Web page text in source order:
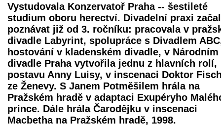
Vystudovala Konzervatoř Praha -- šestileté
studium oboru herectví. Divadelní praxi
poznávat již od 3. ročníku: pracovala v
divadle Labyrint, spolupráce s Divadlem
hostování v kladenském divadle, v Národním
divadle Praha vytvořila jednu z hlavních rolí,
postavu Anny Luisy, v inscenaci Doktor
ze Ženevy. S Janem Potměšilem hrála na
Pražském hradě v adaptaci Exupéryho
prince. Dále hrála Čarodějku v inscenaci
Macbethana Pražském hradě, 1998.